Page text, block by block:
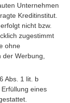
Unternehmen
Kreditinstitut.
nicht bzw.
zugestimmt
ohne
der Werbung,
Abs. 1 lit. b
eines